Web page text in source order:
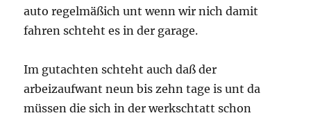
auto regelmäßich unt wenn wir nich damit
fahren schteht es in der garage.
Im gutachten schteht auch daß der
arbeizaufwant neun bis zehn tage is unt da
müssen die sich in der werkschtatt schon